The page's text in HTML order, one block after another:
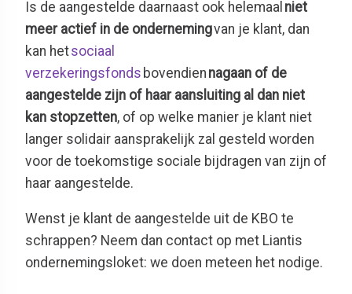
Is de aangestelde daarnaast ook helemaal niet
meer actief in de ondernemingvan je klant, dan
kan hetsociaal
verzekeringsfonds bovendien nagaan of de
aangestelde zijn of haar aansluiting al dan niet
kan stopzetten, of op welke manier je klant niet
langer solidair aansprakelijk zal gesteld worden
voor de toekomstige sociale bijdragen van zijn of
haar aangestelde.
Wenst je klant de aangestelde uit de KBO te
schrappen? Neem dan contact op met Liantis
ondernemingsloket: we doen meteen het nodige.